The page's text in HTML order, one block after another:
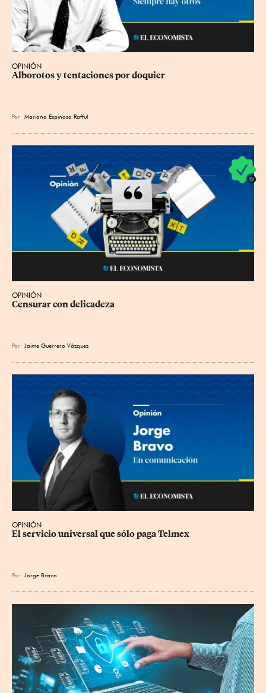
OPINIÓN
Alborotos y tentaciones por doquier
Por Mariano Espinosa Rafful
OPINIÓN
Censurar con delicadeza
Por Jaime Guerrero Vázquez
OPINIÓN
El servicio universal que sólo paga Telmex
Por Jorge Bravo